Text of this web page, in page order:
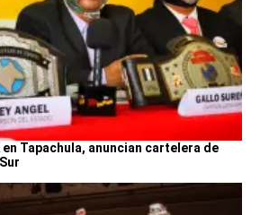
en Tapachula, anuncian cartelera de